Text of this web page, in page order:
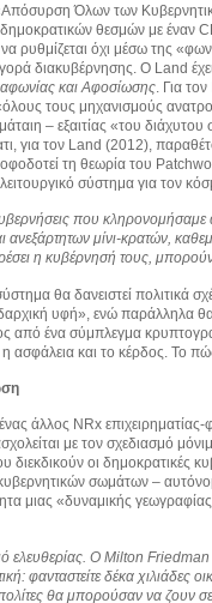
Όλων των
θεσμών με
να ρυθμίζεται όχι μέσω της
διακυβέρνησης. Ο Land
και Αφοσίωσης. Για
τους μηχανισμούς
– εξαιτίας «του
για τον Land (2012),
τη θεωρία του
σύστημα για τον
που κληρονομήσαμε
μίνι-κρατών,
η κυβέρνησή τους,
θα δανειστεί
υφή», ενώ παράλληλα
ένα σύμπλεγμα
ασφάλεια και το κέρδος. Το
άλλος NRx
με τον σχεδιασμό
διεκδικούν οι
σωμάτων –
μιας «δυναμικής
Ο Milton Friedman
φανταστείτε δέκα χιλιάδες
πολίτες θα μπορούσαν να